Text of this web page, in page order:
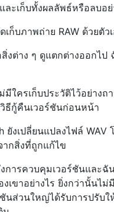
ละเก็บทั้งผลลัพธ์หรือลบอ
ก็บภาพถ่าย RAW ด้วยตัว
งต่าง ๆ ดูแตกต่างออกไ
มีใครเก็บประวัติไว้อย่าง
ธีกู้คืนเวอร์ชันก่อนหน้า
ยังเปลี่ยนแปลงไฟล์
กสิ่งที่ถูกแก้ไข
การควบคุมเวอร์ชันและฉั
งเขาอย่างไร ยิ่งกว่านั้นไ
นส่วนใหญ่ได้รับการปรับใ